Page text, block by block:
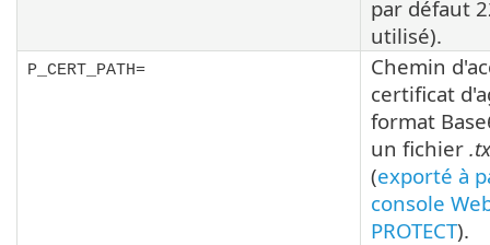
par défaut
utilisé).
P_CERT_PATH=
Chemin
certificat
format
un fichier
(exporté à
console
PROTECT).